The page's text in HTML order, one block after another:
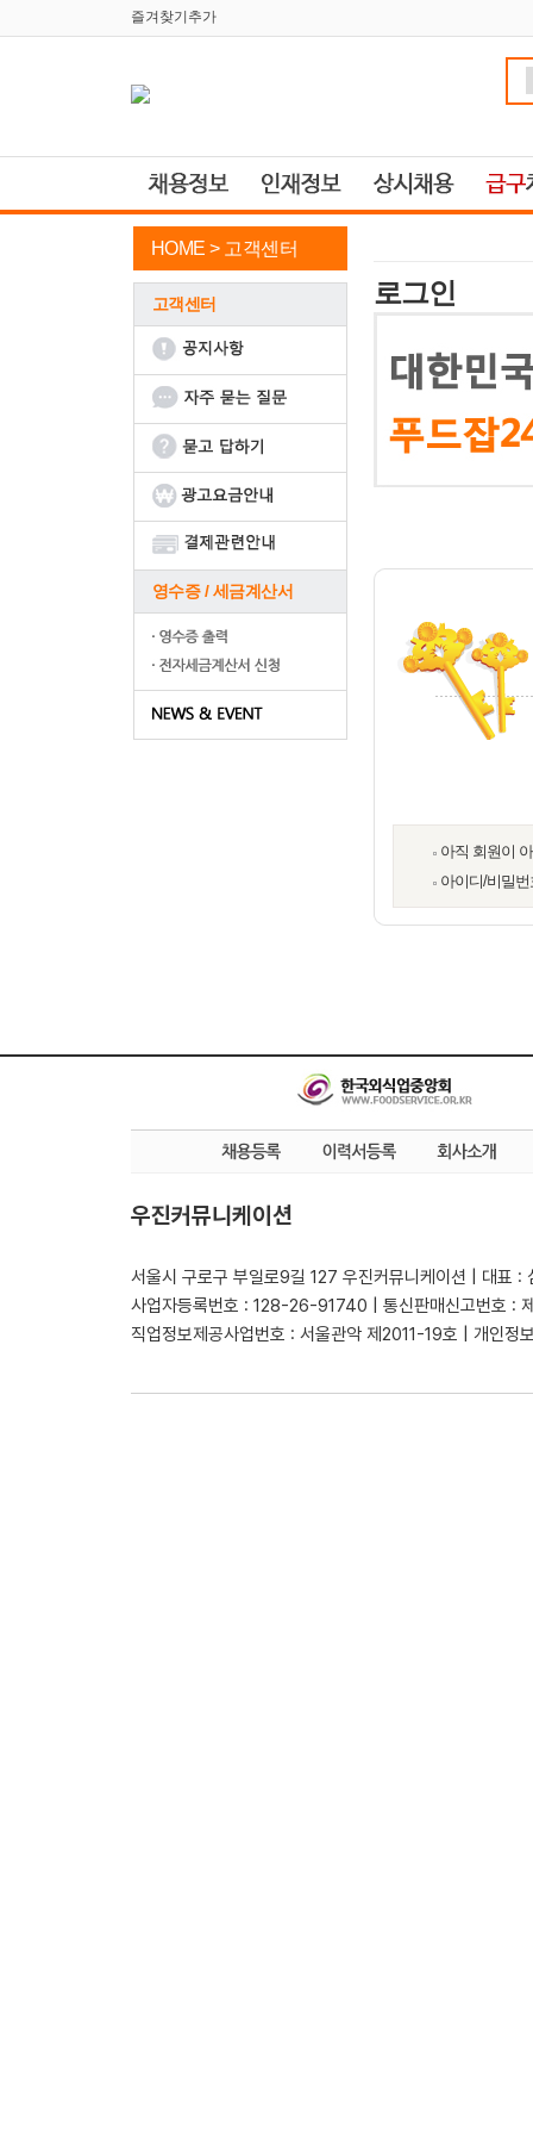
즐겨찾기추가
HOME > 고객센터
고객센터
영수증 / 세금계산서
로그인
아직 회원이
아이디/비밀
우진커뮤니케이션
서울시 구로구 부일로9길 127 우진커뮤니케이션 | 대표 :
사업자등록번호 : 128-26-91740 | 통신판매신고번호 :
직업정보제공사업번호 : 서울관악 제2011-19호 | 개인정